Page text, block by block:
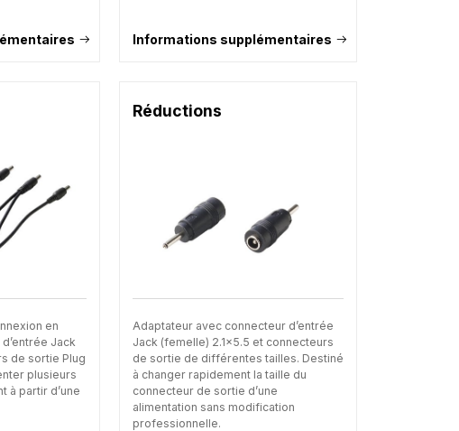
Informations supplémentaires
en
Jack
de sortie Plug
plusieurs
à partir d’une
Réductions
Adaptateur avec connecteur d’entrée
Jack (femelle) 2.1x5.5 et connecteurs
de sortie de différentes tailles. Destiné
à changer rapidement la taille du
connecteur de sortie d’une
alimentation sans modification
professionnelle.